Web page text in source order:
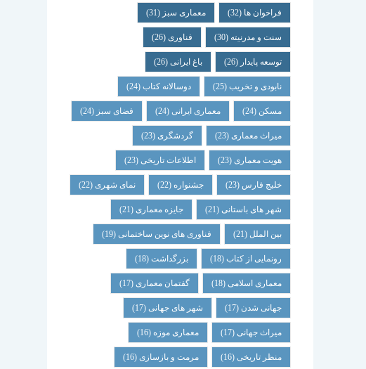
فراخوان ها (32) معماری سبز (31)
سنت و مدرنیته (30) فناوری(26)
توسعه پایدار (26) باغ ایرانی(26)
نابودی و تخریب(25) دوسالانه کتاب(24)
مسکن (24) معماری ایرانی(24) فضای سبز (24)
میراث معماری(23) گردشگری(23)
هویت معماری(23) اطلاعات تاریخی(23)
خلیج فارس (23) جشنواره (22) نمای شهری(22)
شهر های باستانی(21) جایزه معماری(21)
بین الملل (21) فناوری های نوین ساختمانی(19)
رونمایی از کتاب(18) بزرگداشت(18)
معماری اسلامی(18) گفتمان معماری(17)
جهانی شدن (17) شهر های جهانی(17)
میراث جهانی(17) معماری موزه (16)
منظر تاریخی(16) مرمت و بازسازی(16)